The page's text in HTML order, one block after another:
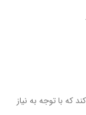
که با توجه به نیاز